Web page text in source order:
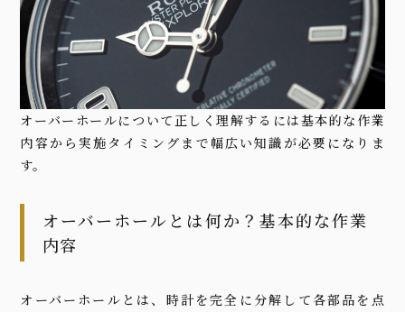
オーバーホールについて正しく理解するには基本的な作業
内容から実施タイミングまで幅広い知識が必要になりま
す。
オーバーホールとは何か？基本的な作業
内容
オーバーホールとは、時計を完全に分解して各部品を点